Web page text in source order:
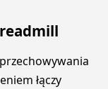
łączy